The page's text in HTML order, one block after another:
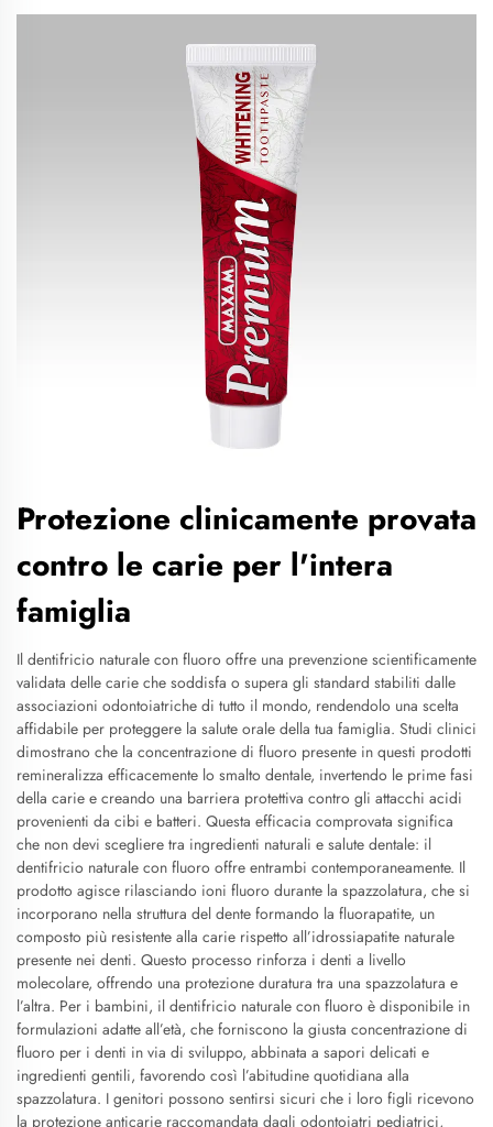
Protezione clinicamente provata
contro le carie per l'intera
famiglia
Il dentifricio naturale con fluoro offre una prevenzione scientificamente
validata delle carie che soddisfa o supera gli standard stabiliti dalle
associazioni odontoiatriche di tutto il mondo, rendendolo una scelta
affidabile per proteggere la salute orale della tua famiglia. Studi clinici
dimostrano che la concentrazione di fluoro presente in questi prodotti
remineralizza efficacemente lo smalto dentale, invertendo le prime fasi
della carie e creando una barriera protettiva contro gli attacchi acidi
provenienti da cibi e batteri. Questa efficacia comprovata significa
che non devi scegliere tra ingredienti naturali e salute dentale: il
dentifricio naturale con fluoro offre entrambi contemporaneamente. Il
prodotto agisce rilasciando ioni fluoro durante la spazzolatura, che si
incorporano nella struttura del dente formando la fluorapatite, un
composto più resistente alla carie rispetto all’idrossiapatite naturale
presente nei denti. Questo processo rinforza i denti a livello
molecolare, offrendo una protezione duratura tra una spazzolatura e
l’altra. Per i bambini, il dentifricio naturale con fluoro è disponibile in
formulazioni adatte all’età, che forniscono la giusta concentrazione di
fluoro per i denti in via di sviluppo, abbinata a sapori delicati e
ingredienti gentili, favorendo così l’abitudine quotidiana alla
spazzolatura. I genitori possono sentirsi sicuri che i loro figli ricevono
la protezione anticarie raccomandata dagli odontoiatri pediatrici,